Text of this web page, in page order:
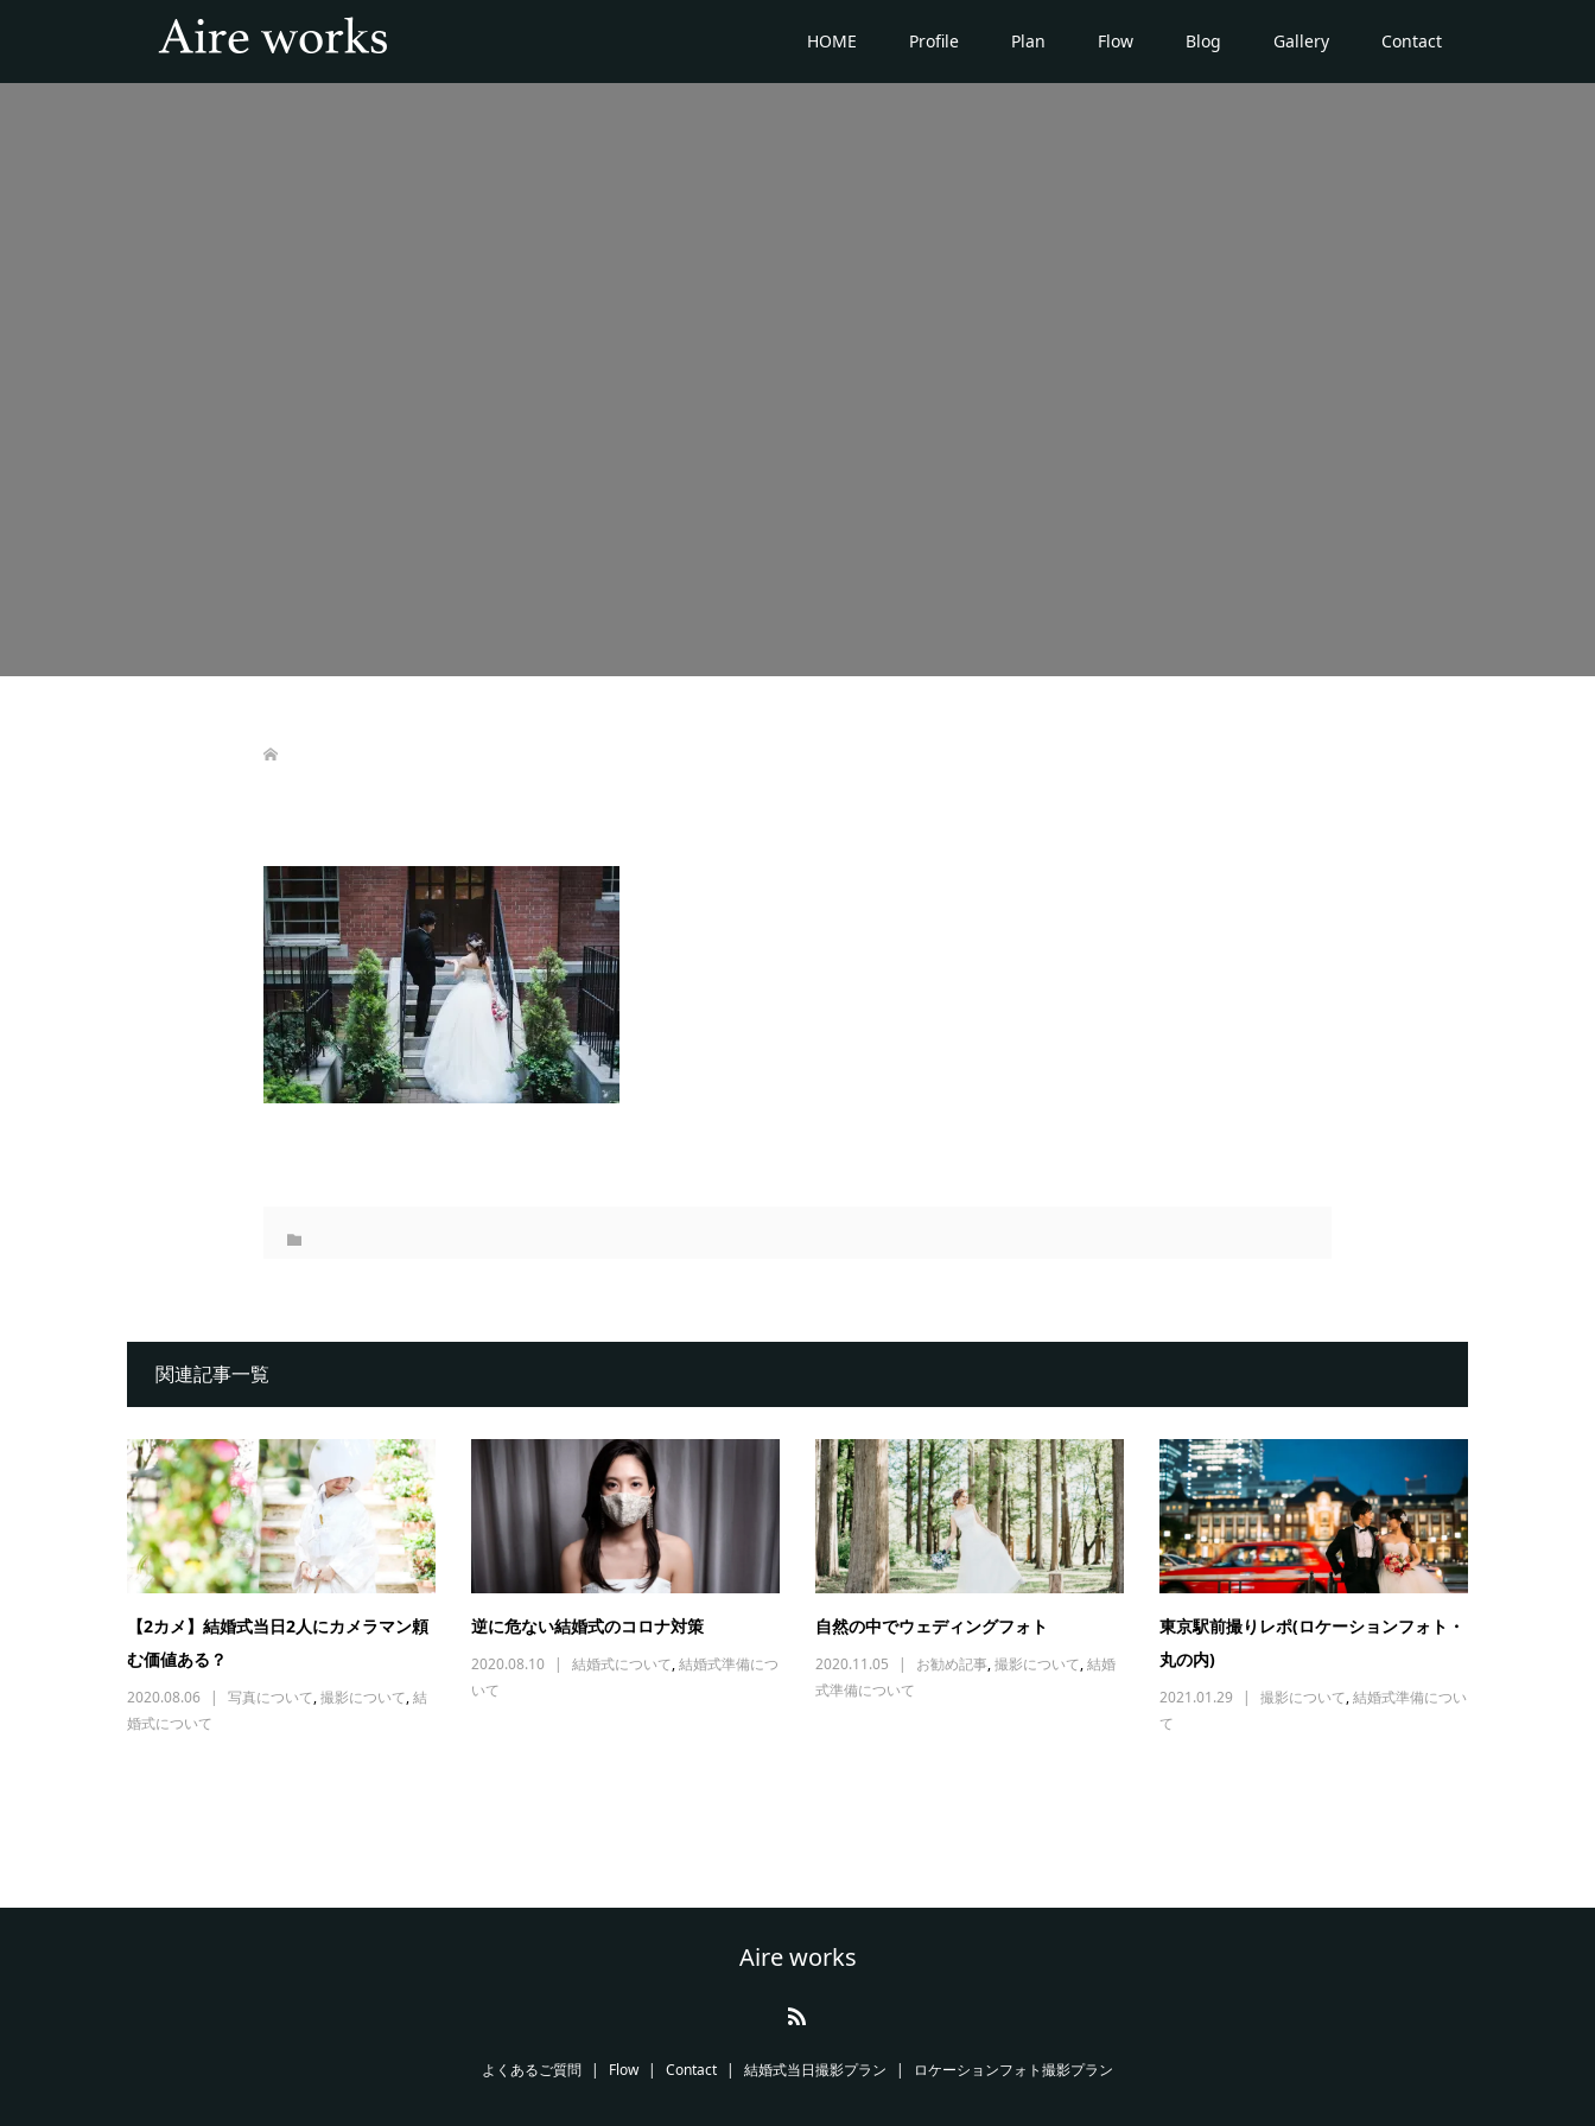
HOME Profile Plan Flow Blog Gallery Contact
関連記事一覧
【2カメ】結婚式当日2人にカメラマン頼
む価値ある？
2020.08.06 写真について,撮影について,結
婚式について
逆に危ない結婚式のコロナ対策
2020.08.10 結婚式について,結婚式準備につ
いて
自然の中でウェディングフォト
2020.11.05 お勧め記事,撮影について,結婚
式準備について
東京駅前撮りレポ(ロケーションフォト・
丸の内)
2021.01.29 撮影について,結婚式準備につい
て
Aire works
よくあるご質問 Flow Contact 結婚式当日撮影プラン ロケーションフォト撮影プラン